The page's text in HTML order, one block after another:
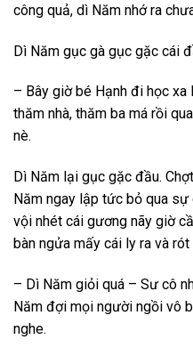
công quả, dì Năm nhớ ra
Dì Năm gục gà gục gặc cái
– Bây giờ bé Hạnh đi học xa
thăm nhà, thăm ba má rồi
nè.
Dì Năm lại gục gặc đầu.
Năm ngay lập tức bỏ qua
vội nhét cái gương nãy giờ
bàn ngửa mấy cái ly ra và
– Dì Năm giỏi quá – Sư cô
Năm đợi mọi người ngồi vô
nghe.